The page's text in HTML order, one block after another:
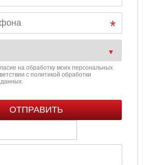
на обработку моих персональных
с политикой обработки